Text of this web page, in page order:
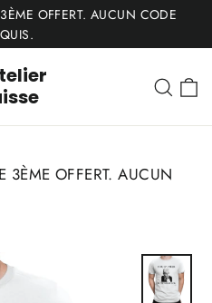
OFFERT. AUCUN CODE
3ÈME OFFERT. AUCUN